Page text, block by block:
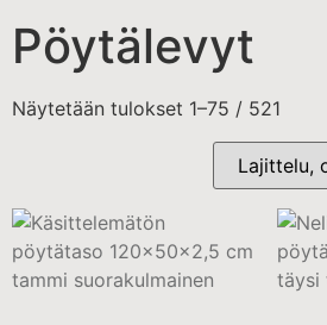
Pöytälevyt
Näytetään tulokset 1–75 / 521